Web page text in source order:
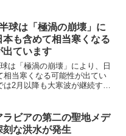
球は「極渦の崩壊」に
本も含めて相当寒くなる
出ています
は「極渦の崩壊」により、日
相当寒くなる可能性が出てい
は2月以降も大寒波が継続する
ある「極渦の崩壊」について
います。...
ラビアの第二の聖地メデ
刻な洪水が発生